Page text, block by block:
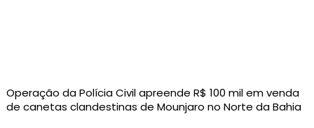
Operação da Polícia Civil apreende R$ 100 mil em venda
de canetas clandestinas de Mounjaro no Norte da Bahia